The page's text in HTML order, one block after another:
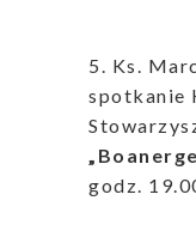
5. Ks.
spotkanie
godz.